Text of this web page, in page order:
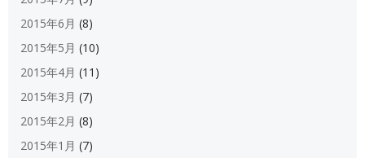
2015年6月 (8)
2015年5月 (10)
2015年4月 (11)
2015年3月 (7)
2015年2月 (8)
2015年1月 (7)